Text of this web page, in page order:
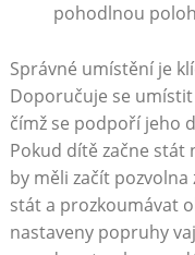
pohodlnou
Správné umístění je
Doporučuje se
čímž se podpoří jeho
Pokud dítě začne stát
by měli začít
stát a prozkoumávat
nastaveny popruhy